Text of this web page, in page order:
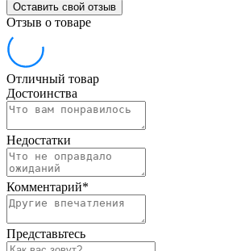
Оставить свой отзыв
Отзыв о товаре
Отличный товар
Достоинства
Недостатки
Комментарий*
Представьтесь